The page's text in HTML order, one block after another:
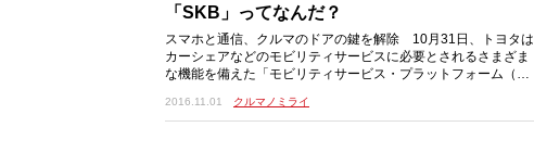
「SKB」ってなんだ？
スマホと通信、クルマのドアの鍵を解除 10月31日、トヨタは
カーシェアなどのモビリティサービスに必要とされるさまざま
な機能を備えた「モビリティサービス・プラットフォーム（M
2016.11.01 クルマノミライ